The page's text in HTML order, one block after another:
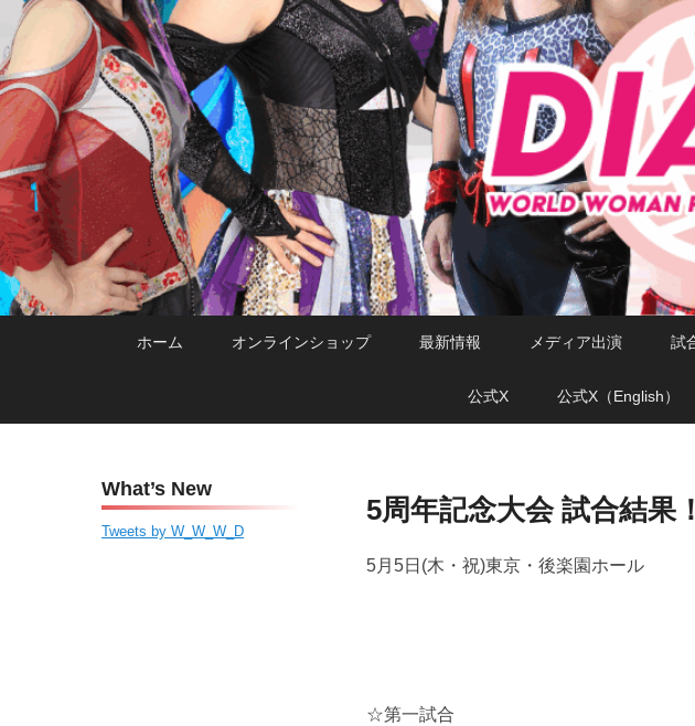
ホーム オンラインショップ 最新情報 メディア出演 試
公式X 公式X（English）
5周年記念大会 試合結果！
5月5日(木・祝)東京・後楽園ホール
☆第一試合
What’s New
Tweets by W_W_W_D